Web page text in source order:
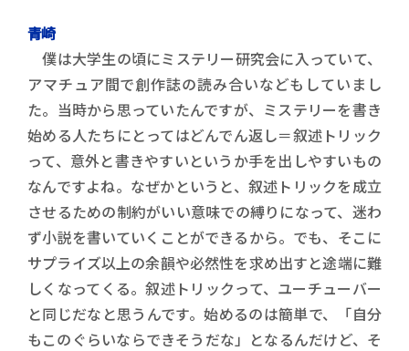
青崎
僕は大学生の頃にミステリー研究会に入っていて、
アマチュア間で創作誌の読み合いなどもしていまし
た。当時から思っていたんですが、ミステリーを書き
始める人たちにとってはどんでん返し＝叙述トリック
って、意外と書きやすいというか手を出しやすいもの
なんですよね。なぜかというと、叙述トリックを成立
させるための制約がいい意味での縛りになって、迷わ
ず小説を書いていくことができるから。でも、そこに
サプライズ以上の余韻や必然性を求め出すと途端に難
しくなってくる。叙述トリックって、ユーチューバー
と同じだなと思うんです。始めるのは簡単で、「自分
もこのぐらいならできそうだな」となるんだけど、そ